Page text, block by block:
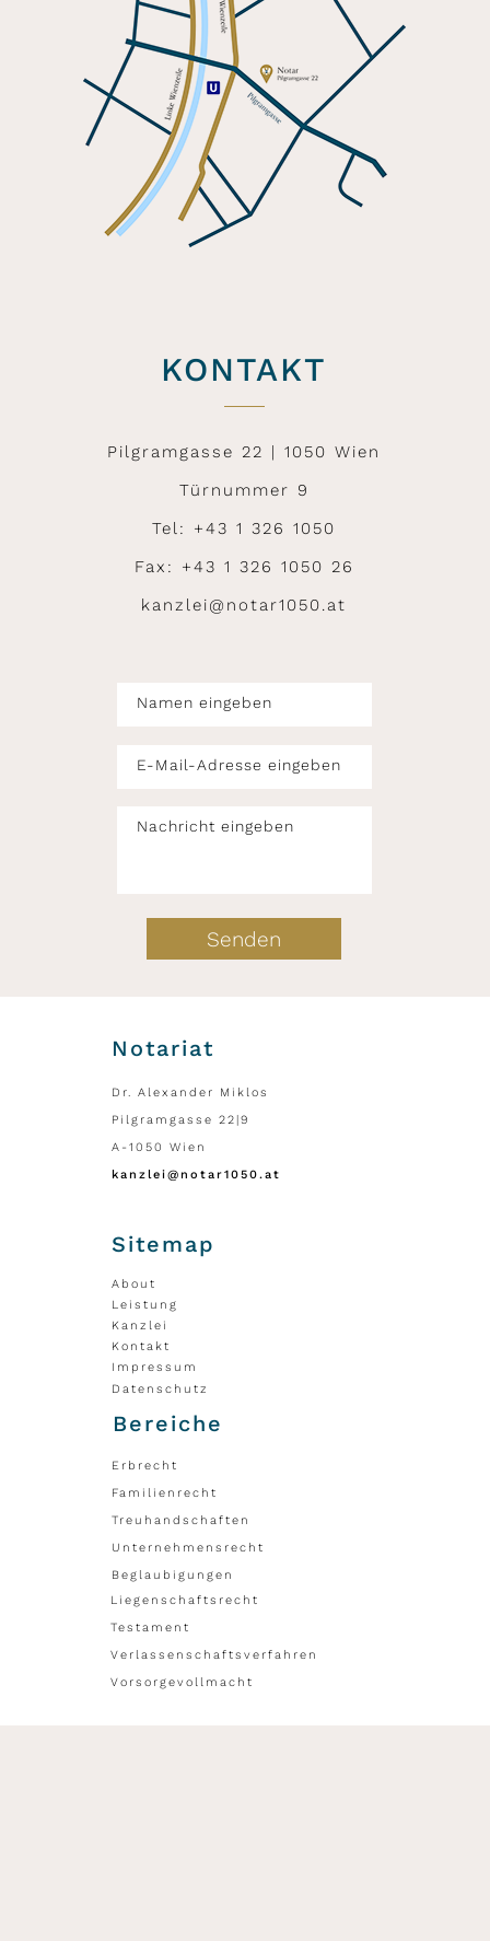
KONTAKT
Pilgramgasse 22 | 1050 Wien
Türnummer 9
Tel: +43 1 326 1050
Fax: +43 1 326 1050 26
kanzlei@notar1050.at
Senden
Notariat
Dr. Alexander Miklos
Pilgramgasse 22|9
A-1050 Wien
kanzlei@notar1050.at
Sitemap
About
Leistung
Kanzlei
Kontakt
Impressum
Datenschutz
Bereiche
Erbrecht
Familienrecht
Treuhandschaften
Unternehmensrecht
Beglaubigungen
Liegenschaftsrecht
Testament
Verlassenschaftsverfahren
Vorsorgevollmacht